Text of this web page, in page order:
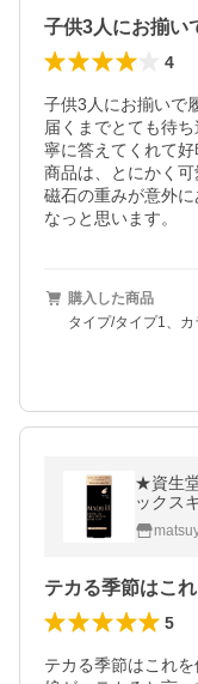
4
子供3人にお揃いで
届くまでとても待
寧に答えてくれて好
商品は、とにかく可
磁石の重みが意外
なっと思います。
購入した商品
タイプ/タイプ1、
★資生
ックス
ベージ
5
テカる季節はこれを